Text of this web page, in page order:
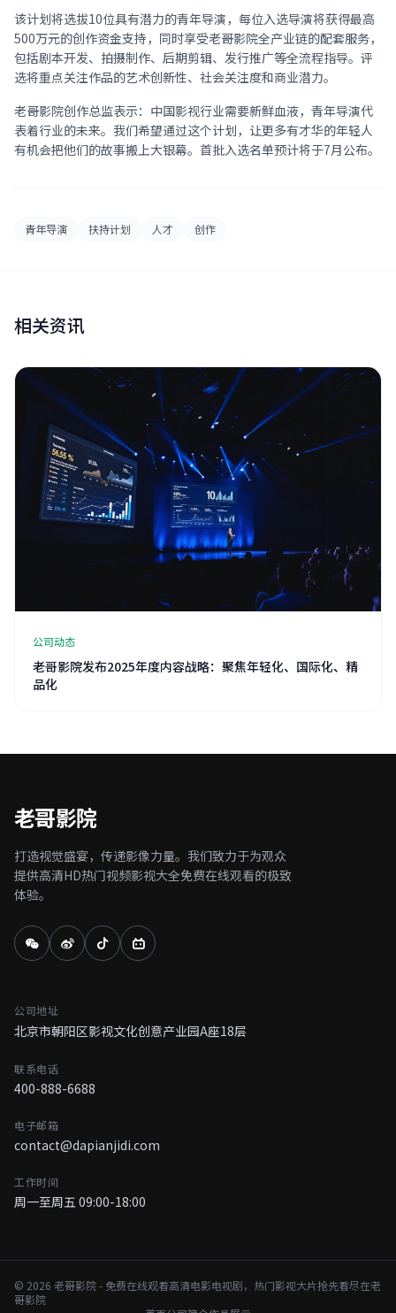
该计划将选拔10位具有潜力的青年导演，每位入选导演将获得最高
500万元的创作资金支持，同时享受老哥影院全产业链的配套服务，
包括剧本开发、拍摄制作、后期剪辑、发行推广等全流程指导。评
选将重点关注作品的艺术创新性、社会关注度和商业潜力。
老哥影院创作总监表示：中国影视行业需要新鲜血液，青年导演代
表着行业的未来。我们希望通过这个计划，让更多有才华的年轻人
有机会把他们的故事搬上大银幕。首批入选名单预计将于7月公布。
青年导演 扶持计划 人才 创作
相关资讯
公司动态
老哥影院发布2025年度内容战略：聚焦年轻化、国际化、精
品化
老哥影院
打造视觉盛宴，传递影像力量。我们致力于为观众
提供高清HD热门视频影视大全免费在线观看的极致
体验。
公司地址
北京市朝阳区影视文化创意产业园A座18层
联系电话
400-888-6688
电子邮箱
contact@dapianjidi.com
工作时间
周一至周五 09:00-18:00
© 2026 老哥影院 - 免费在线观看高清电影电视剧，热门影视大片抢先看尽在老
哥影院